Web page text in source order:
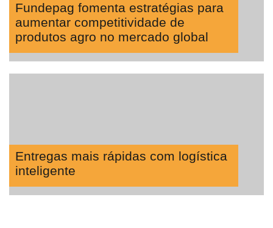
Fundepag fomenta estratégias para
aumentar competitividade de
produtos agro no mercado global
Entregas mais rápidas com logística
inteligente